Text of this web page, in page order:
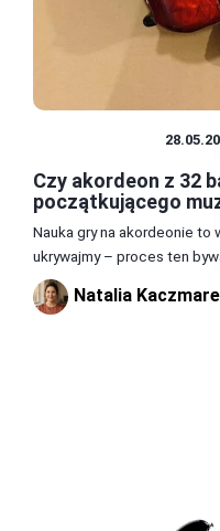
Czy akordeon z 32
początkującego
Nauka gry na akordeonie to
ukrywajmy – proces ten
Natalia